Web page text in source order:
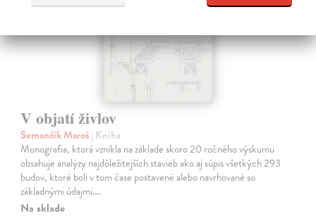
V objatí živlov
Semančík Maroš| Kniha
Monografia, ktorá vznikla na základe skoro 20 ročného výskumu
obsahuje analýzy najdôležitejších stavieb ako aj súpis všetkých 293
budov, ktoré boli v tom čase postavené alebo navrhované so
základnými údajmi.…
Na sklade